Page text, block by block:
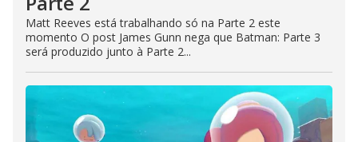
Matt Reeves está trabalhando só na Parte 2 este
momento O post James Gunn nega que Batman: Parte 3
será produzido junto à Parte 2...